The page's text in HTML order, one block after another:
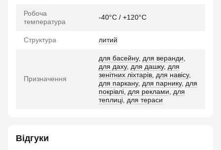
Робоча
температура
-40°C / +120°C
Структура литий
Призначення
для басейну, для веранди
для даху, для дашку, для
зенітних ліхтарів для навісу,
для паркану, для парнику, для
покрівлі для реклами
для
теплиці для тераси
Відгуки